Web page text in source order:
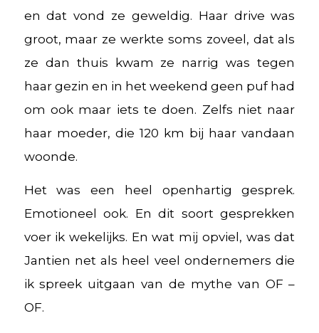
en dat vond ze geweldig. Haar drive was
groot, maar ze werkte soms zoveel, dat als
ze dan thuis kwam ze narrig was tegen
haar gezin en in het weekend geen puf had
om ook maar iets te doen. Zelfs niet naar
haar moeder, die 120 km bij haar vandaan
woonde.
Het was een heel openhartig gesprek.
Emotioneel ook. En dit soort gesprekken
voer ik wekelijks. En wat mij opviel, was dat
Jantien net als heel veel ondernemers die
ik spreek uitgaan van de mythe van OF –
OF.